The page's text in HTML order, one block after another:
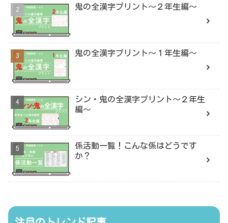
鬼の全漢字プリント〜２年生編〜
鬼の全漢字プリント〜１年生編〜
シン・鬼の全漢字プリント〜２年生
編〜
係活動一覧！こんな係はどうです
か？